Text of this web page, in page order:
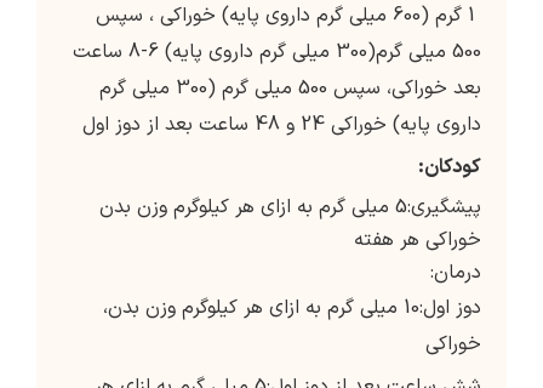
1 گرم (600 میلی گرم داروی پایه) خوراکی ، سپس
500 میلی گرم(300 میلی گرم داروی پایه) 6-8 ساعت
بعد خوراکی، سپس 500 میلی گرم (300 میلی گرم
داروی پایه) خوراکی 24 و 48 ساعت بعد از دوز اول
کودکان:
پیشگیری:5 میلی گرم به ازای هر کیلوگرم وزن بدن
خوراکی هر هفته
درمان:
دوز اول:10 میلی گرم به ازای هر کیلوگرم وزن بدن،
خوراکی